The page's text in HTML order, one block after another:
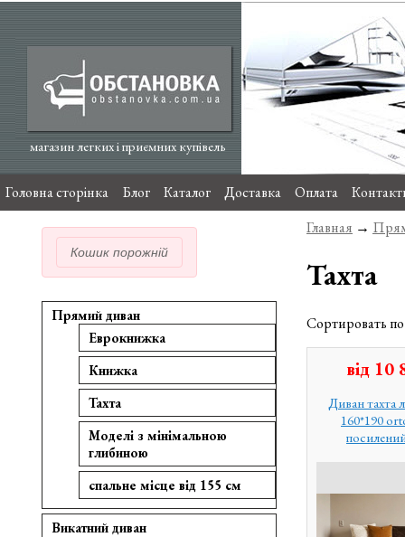
магазин легких і приємних купівель
Головна сторінка Блог Каталог Доставка Оплата
Кошик порожній
Прямий диван
Еврокнижка
Книжка
Тахта
Моделі з мінімальною
глибиною
спальне місце від 155 см
Викатний диван
Главная →
Тахта
Сортировать
від 10
Диван тахта
160*190